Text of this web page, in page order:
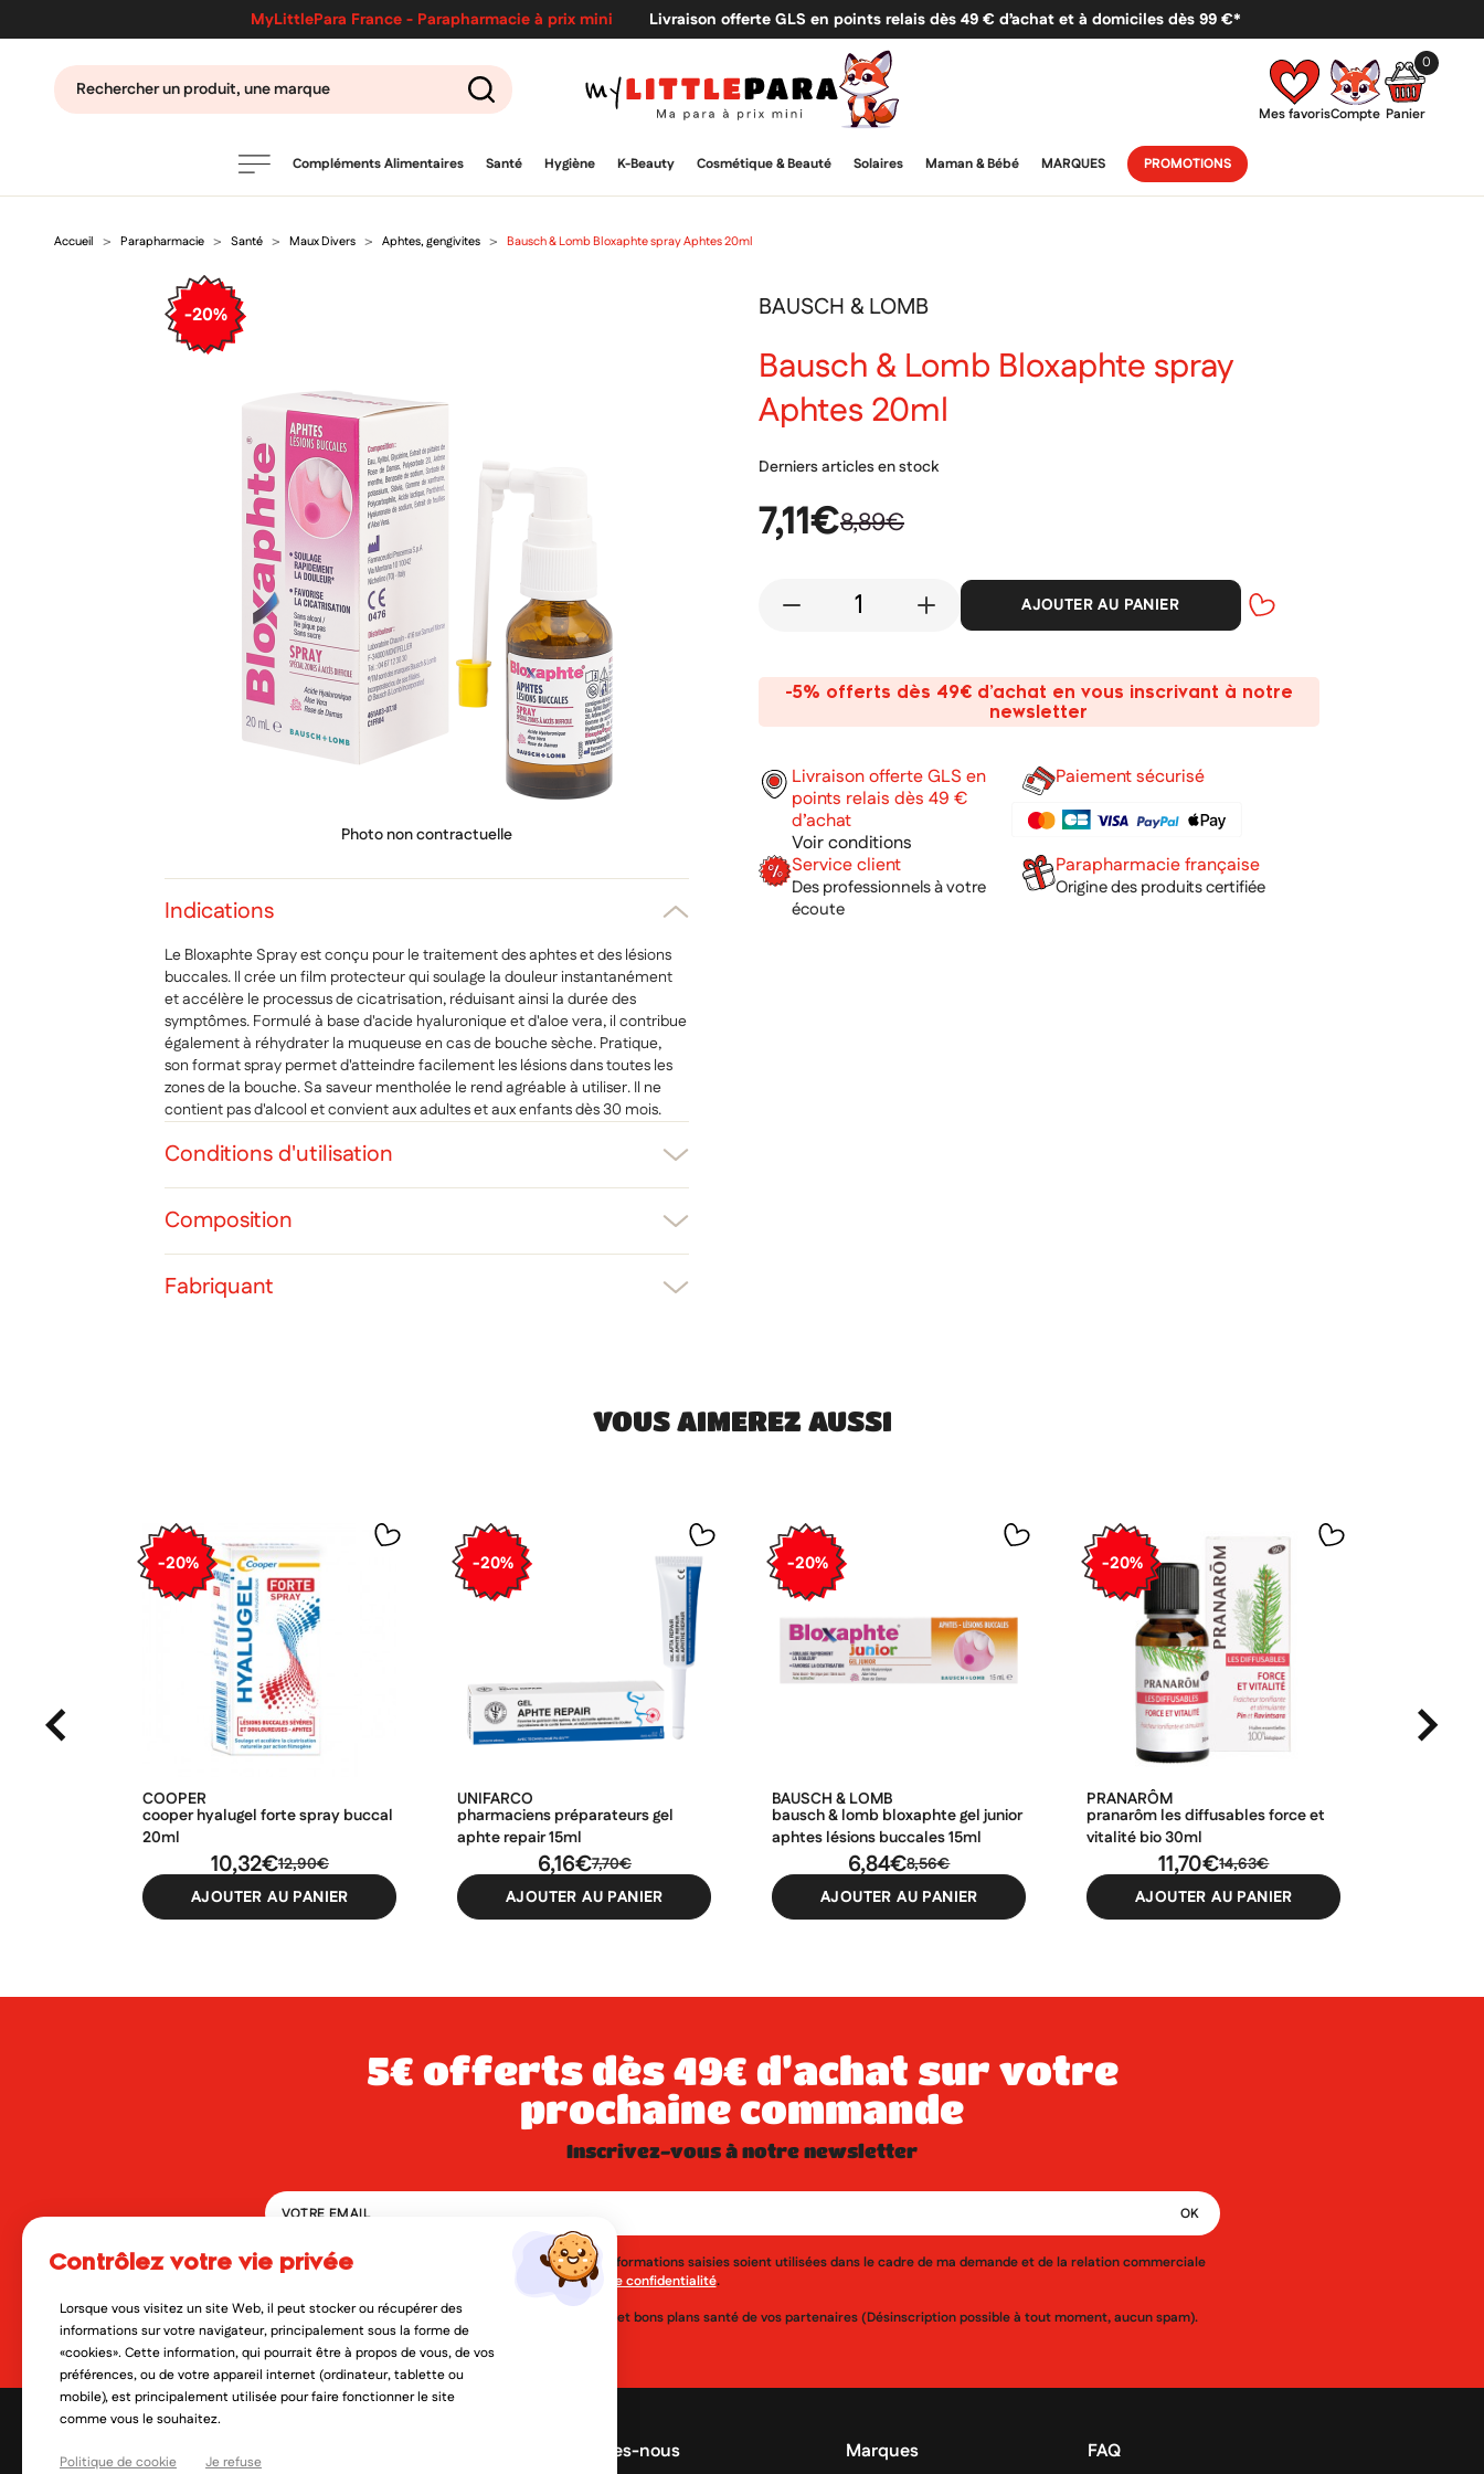
MyLittlePara France - Parapharmacie à prix mini Livraison offerte GLS en points relais dès 49 € d’achat et à domiciles dès 99 €*
PRODUITS
Mes favorisCompte
0
Panier
Compléments Alimentaires Santé Hygiène K-Beauty Cosmétique & Beauté Solaires Maman & Bébé MARQUES PROMOTIONS
Accueil Parapharmacie Santé Maux Divers Aphtes, gengivites Bausch & Lomb Bloxaphte spray Aphtes 20ml
BAUSCH & LOMB
Bausch & Lomb Bloxaphte spray
Aphtes 20ml
Derniers articles en stock
7,11€8,89€
- + AJOUTER AU PANIER
-5% offerts dès 49€ d’achat en vous inscrivant à notre
newsletter
Livraison offerte GLS en
points relais dès 49 €
d’achat
Voir conditions
Paiement sécurisé
Service client
Des professionnels à votre
écoute
Parapharmacie française
Origine des produits certifiée
-20%
Photo non contractuelle
Indications
Le Bloxaphte Spray est conçu pour le traitement des aphtes et des lésions
buccales. Il crée un film protecteur qui soulage la douleur instantanément
et accélère le processus de cicatrisation, réduisant ainsi la durée des
symptômes. Formulé à base d'acide hyaluronique et d'aloe vera, il contribue
également à réhydrater la muqueuse en cas de bouche sèche. Pratique,
son format spray permet d'atteindre facilement les lésions dans toutes les
zones de la bouche. Sa saveur mentholée le rend agréable à utiliser. Il ne
contient pas d'alcool et convient aux adultes et aux enfants dès 30 mois.
Conditions d'utilisation
Composition
Fabriquant
VOUS AIMEREZ AUSSI
-20%
COOPER
cooper hyalugel forte spray buccal
20ml
12,90€
10,32€
AJOUTER AU PANIER
-20%
UNIFARCO
pharmaciens préparateurs gel
aphte repair 15ml
7,70€
6,16€
AJOUTER AU PANIER
-20%
BAUSCH & LOMB
bausch & lomb bloxaphte gel junior
aphtes lésions buccales 15ml
8,56€
6,84€
AJOUTER AU PANIER
-20%
PRANARÔM
pranarôm les diffusables force et
vitalité bio 30ml
14,63€
11,70€
AJOUTER AU PANIER
5€ offerts dès 49€ d’achat sur votre
prochaine commande
inscrivez-vous à notre newsletter
En soumettant ce formulaire, j'accepte que les informations saisies soient utilisées dans le cadre de ma demande et de la relation commerciale
politique de confidentialité.
Oui, je veux découvrir les nouveautés, réductions et bons plans santé de vos partenaires (Désinscription possible à tout moment, aucun spam).
Qui sommes-nous Marques FAQ
Créer une liste d'envies
Connexion
contrôlez votre vie privée
Lorsque vous visitez un site Web, il peut stocker ou récupérer des
informations sur votre navigateur, principalement sous la forme de
«cookies». Cette information, qui pourrait être à propos de vous, de vos
préférences, ou de votre appareil internet (ordinateur, tablette ou
mobile), est principalement utilisée pour faire fonctionner le site
comme vous le souhaitez.
Politique de cookie Je refuse